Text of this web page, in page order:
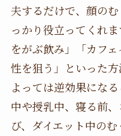
夫するだけで、顔の
っかり役立ってくれ
をがぶ飲み」「カフ
性を狙う」といった
よっては逆効果にな
中や授乳中、寝る前
び、ダイエット中の